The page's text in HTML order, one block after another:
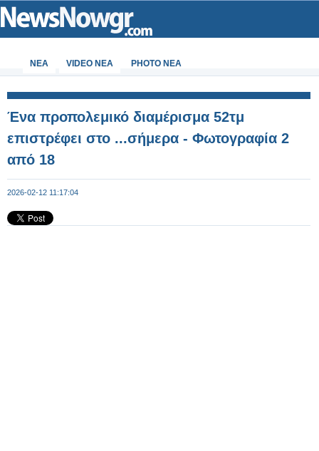
ΝΕΑ VIDEO NEA PHOTO NEA
Ένα προπολεμικό διαμέρισμα 52τμ
επιστρέφει στο ...σήμερα - Φωτογραφία 2
από 18
2026-02-12 11:17:04